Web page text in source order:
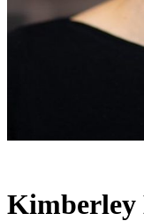
Kimberley